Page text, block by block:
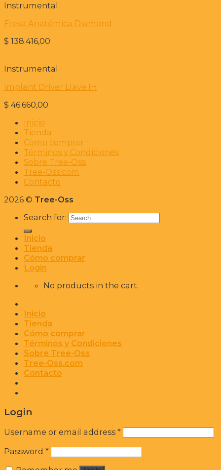
Instrumental
Fresa Anatómica Diamond
$ 138.416,00
Instrumental
Implant Driver Llave IH
$ 46.660,00
Inicio
Tienda
Cómo comprar
Términos y Condiciones
Sobre Tree-Oss
Tree-Oss.com
Contacto
2026 © Tree-Oss
Search for:
Inicio
Tienda
Cómo comprar
Login
No products in the cart.
Inicio
Tienda
Cómo comprar
Términos y Condiciones
Sobre Tree-Oss
Tree-Oss.com
Contacto
Login
Username or email address *
Password *